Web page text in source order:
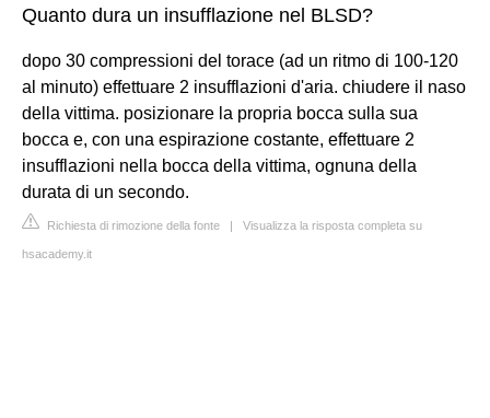
Quanto dura un insufflazione nel BLSD?
dopo 30 compressioni del torace (ad un ritmo di 100-120
al minuto) effettuare 2 insufflazioni d'aria. chiudere il naso
della vittima. posizionare la propria bocca sulla sua
bocca e, con una espirazione costante, effettuare 2
insufflazioni nella bocca della vittima, ognuna della
durata di un secondo.
Richiesta di rimozione della fonte | Visualizza la risposta completa su
hsacademy.it